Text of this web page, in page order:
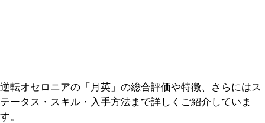
逆転オセロニアの「月英」の総合評価や特徴、さらにはス
テータス・スキル・入手方法まで詳しくご紹介していま
す。